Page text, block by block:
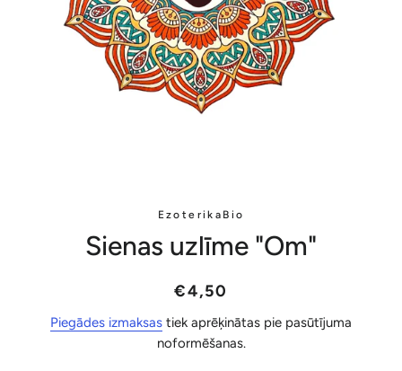
EzoterikaBio
Sienas uzlīme "Om"
Parastā
Akcijas
€4,50
Piegādes izmaksas tiek aprēķinātas pie pasūtījuma
noformēšanas.